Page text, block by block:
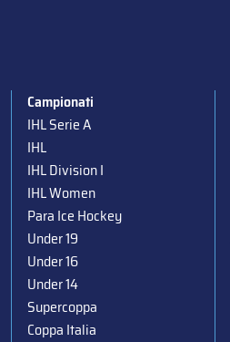
Campionati
IHL Serie A
IHL
IHL Division I
IHL Women
Para Ice Hockey
Under 19
Under 16
Under 14
Supercoppa
Coppa Italia